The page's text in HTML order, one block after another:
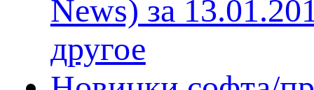
News) за
другое